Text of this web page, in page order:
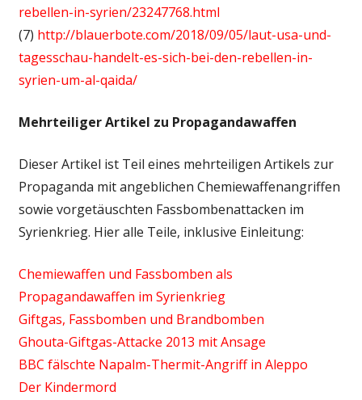
rebellen-in-syrien/23247768.html
(7) http://blauerbote.com/2018/09/05/laut-usa-und-
tagesschau-handelt-es-sich-bei-den-rebellen-in-
syrien-um-al-qaida/
Mehrteiliger Artikel zu Propagandawaffen
Dieser Artikel ist Teil eines mehrteiligen Artikels zur
Propaganda mit angeblichen Chemiewaffenangriffen
sowie vorgetäuschten Fassbombenattacken im
Syrienkrieg. Hier alle Teile, inklusive Einleitung:
Chemiewaffen und Fassbomben als
Propagandawaffen im Syrienkrieg
Giftgas, Fassbomben und Brandbomben
Ghouta-Giftgas-Attacke 2013 mit Ansage
BBC fälschte Napalm-Thermit-Angriff in Aleppo
Der Kindermord